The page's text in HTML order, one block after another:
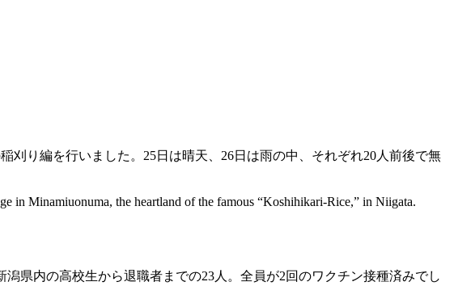
り編を行いました。25日は晴天、26日は雨の中、それぞれ20人前後で無
in Minamiuonuma, the heartland of the famous “Koshihikari-Rice,” in Niigata.
県内の高校生から退職者までの23人。全員が2回のワクチン接種済みでし